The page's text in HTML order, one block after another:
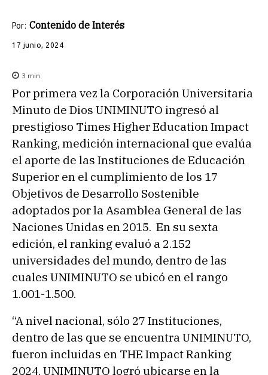
Por: Contenido de Interés
17 junio, 2024
3 min.
Por primera vez la Corporación Universitaria
Minuto de Dios UNIMINUTO ingresó al
prestigioso Times Higher Education Impact
Ranking, medición internacional que evalúa
el aporte de las Instituciones de Educación
Superior en el cumplimiento de los 17
Objetivos de Desarrollo Sostenible
adoptados por la Asamblea General de las
Naciones Unidas en 2015. En su sexta
edición, el ranking evaluó a 2.152
universidades del mundo, dentro de las
cuales UNIMINUTO se ubicó en el rango
1.001-1.500.
“A nivel nacional, sólo 27 Instituciones,
dentro de las que se encuentra UNIMINUTO,
fueron incluidas en THE Impact Ranking
2024. UNIMINUTO logró ubicarse en la